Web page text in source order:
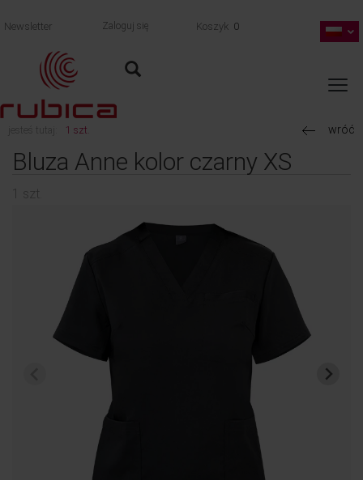
Newsletter Zaloguj się Koszyk 0
jesteś tutaj: 1 szt. wróć
Bluza Anne kolor czarny XS
1 szt.